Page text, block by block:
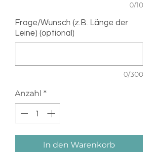
0/10
Frage/Wunsch (z.B. Länge der
Leine) (optional)
0/300
Anzahl *
In den Warenkorb